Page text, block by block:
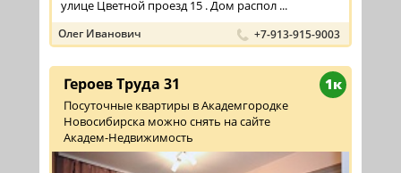
улице Цветной проезд 15 . Дом распол ...
Олег Иванович +7-913-915-9003
1к
Героев Труда 31
Посуточные квартиры в Академгородке
Новосибирска можно снять на сайте
Академ-Недвижимость